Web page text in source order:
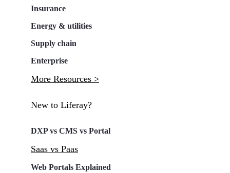
Insurance
Energy & utilities
Supply chain
Enterprise
More Resources >
New to Liferay?
DXP vs CMS vs Portal
Saas vs Paas
Web Portals Explained